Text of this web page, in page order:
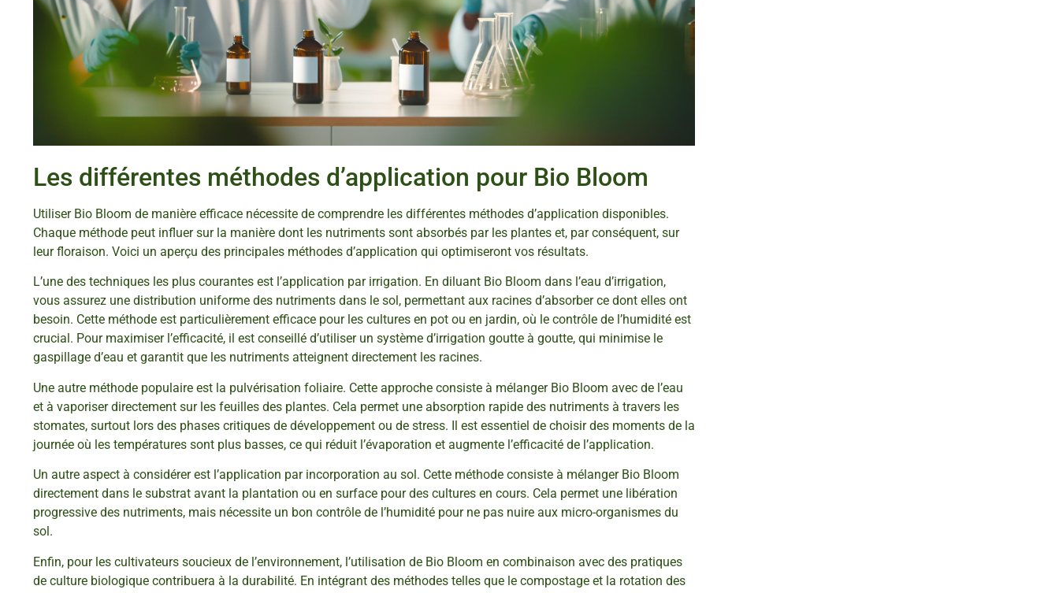
Les différentes méthodes d’application pour Bio Bloom
Utiliser Bio Bloom de manière efficace nécessite de comprendre les différentes méthodes d’application disponibles.
Chaque méthode peut influer sur la manière dont les nutriments sont absorbés par les plantes et, par conséquent, sur
leur floraison. Voici un aperçu des principales méthodes d’application qui optimiseront vos résultats.
L’une des techniques les plus courantes est l’application par irrigation. En diluant Bio Bloom dans l’eau d’irrigation,
vous assurez une distribution uniforme des nutriments dans le sol, permettant aux racines d’absorber ce dont elles ont
besoin. Cette méthode est particulièrement efficace pour les cultures en pot ou en jardin, où le contrôle de l’humidité est
crucial. Pour maximiser l’efficacité, il est conseillé d’utiliser un système d’irrigation goutte à goutte, qui minimise le
gaspillage d’eau et garantit que les nutriments atteignent directement les racines.
Une autre méthode populaire est la pulvérisation foliaire. Cette approche consiste à mélanger Bio Bloom avec de l’eau
et à vaporiser directement sur les feuilles des plantes. Cela permet une absorption rapide des nutriments à travers les
stomates, surtout lors des phases critiques de développement ou de stress. Il est essentiel de choisir des moments de la
journée où les températures sont plus basses, ce qui réduit l’évaporation et augmente l’efficacité de l’application.
Un autre aspect à considérer est l’application par incorporation au sol. Cette méthode consiste à mélanger Bio Bloom
directement dans le substrat avant la plantation ou en surface pour des cultures en cours. Cela permet une libération
progressive des nutriments, mais nécessite un bon contrôle de l’humidité pour ne pas nuire aux micro-organismes du
sol.
Enfin, pour les cultivateurs soucieux de l’environnement, l’utilisation de Bio Bloom en combinaison avec des pratiques
de culture biologique contribuera à la durabilité. En intégrant des méthodes telles que le compostage et la rotation des